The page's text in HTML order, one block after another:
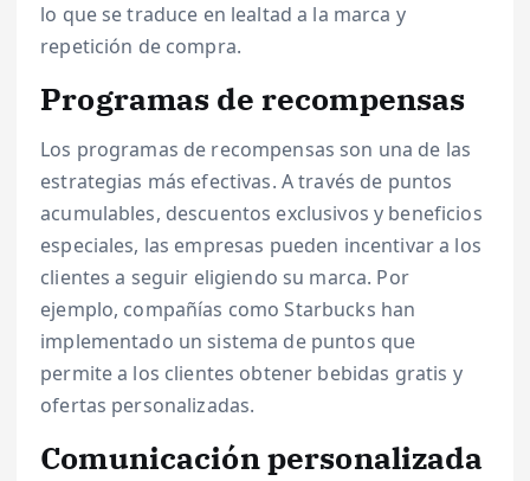
lo que se traduce en lealtad a la marca y
repetición de compra.
Programas de recompensas
Los programas de recompensas son una de las
estrategias más efectivas. A través de puntos
acumulables, descuentos exclusivos y beneficios
especiales, las empresas pueden incentivar a los
clientes a seguir eligiendo su marca. Por
ejemplo, compañías como Starbucks han
implementado un sistema de puntos que
permite a los clientes obtener bebidas gratis y
ofertas personalizadas.
Comunicación personalizada